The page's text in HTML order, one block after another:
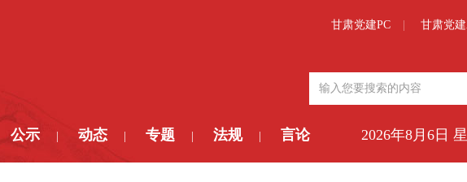
甘肃党建PC 甘肃党
公示 动态 专题 法规 言论 2026年8月6日